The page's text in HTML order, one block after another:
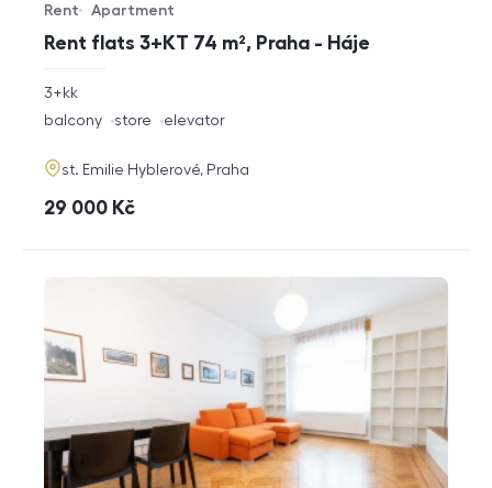
Rent flats 3+KT 74 m², Praha - Háje
Offer type
Rent
Property type
Apartment
rozměry
3+kk
funkce
balcony store elevator
adresa
st. Emilie Hyblerové, Praha
cena
29 000 Kč